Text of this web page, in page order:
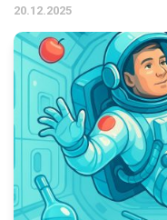
20.12.2025